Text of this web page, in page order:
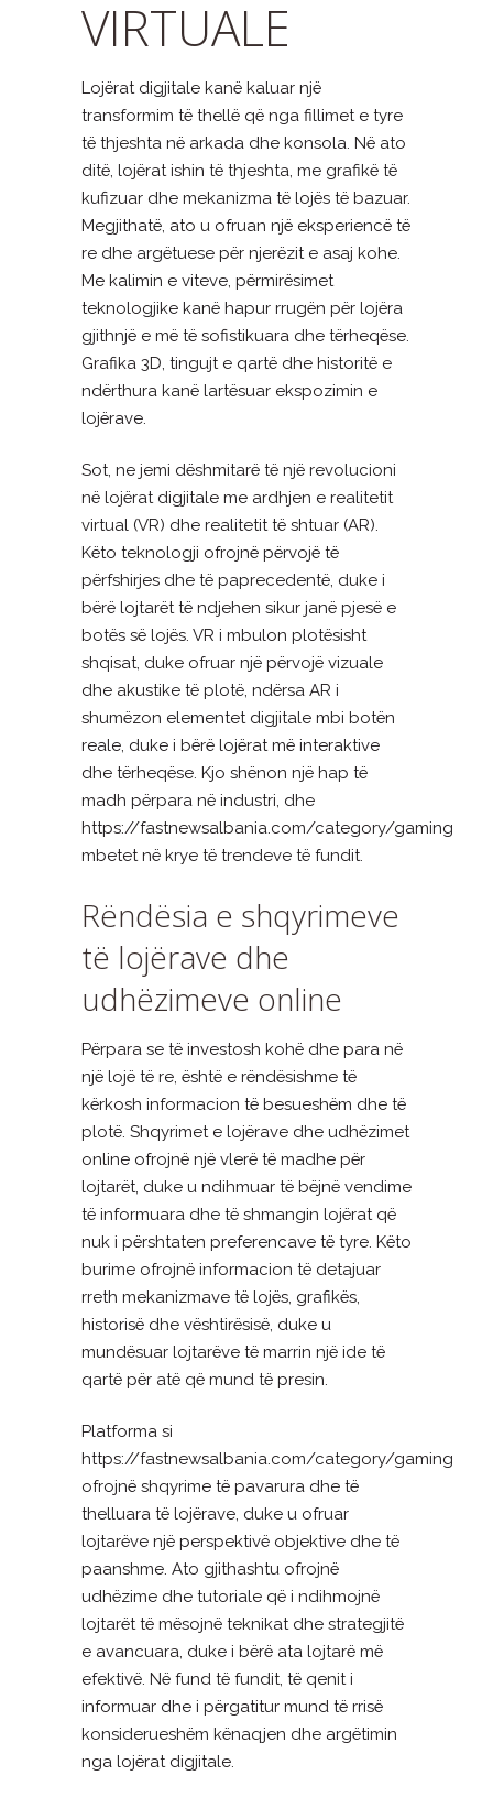
VIRTUALE
Lojërat digjitale kanë kaluar një
transformim të thellë që nga fillimet e tyre
të thjeshta në arkada dhe konsola. Në ato
ditë, lojërat ishin të thjeshta, me grafikë të
kufizuar dhe mekanizma të lojës të bazuar.
Megjithatë, ato u ofruan një eksperiencë të
re dhe argëtuese për njerëzit e asaj kohe.
Me kalimin e viteve, përmirësimet
teknologjike kanë hapur rrugën për lojëra
gjithnjë e më të sofistikuara dhe tërheqëse.
Grafika 3D, tingujt e qartë dhe historitë e
ndërthura kanë lartësuar ekspozimin e
lojërave.
Sot, ne jemi dëshmitarë të një revolucioni
në lojërat digjitale me ardhjen e realitetit
virtual (VR) dhe realitetit të shtuar (AR).
Këto teknologji ofrojnë përvojë të
përfshirjes dhe të paprecedentë, duke i
bërë lojtarët të ndjehen sikur janë pjesë e
botës së lojës. VR i mbulon plotësisht
shqisat, duke ofruar një përvojë vizuale
dhe akustike të plotë, ndërsa AR i
shumëzon elementet digjitale mbi botën
reale, duke i bërë lojërat më interaktive
dhe tërheqëse. Kjo shënon një hap të
madh përpara në industri, dhe
https://fastnewsalbania.com/category/gaming
mbetet në krye të trendeve të fundit.
Rëndësia e shqyrimeve
të lojërave dhe
udhëzimeve online
Përpara se të investosh kohë dhe para në
një lojë të re, është e rëndësishme të
kërkosh informacion të besueshëm dhe të
plotë. Shqyrimet e lojërave dhe udhëzimet
online ofrojnë një vlerë të madhe për
lojtarët, duke u ndihmuar të bëjnë vendime
të informuara dhe të shmangin lojërat që
nuk i përshtaten preferencave të tyre. Këto
burime ofrojnë informacion të detajuar
rreth mekanizmave të lojës, grafikës,
historisë dhe vështirësisë, duke u
mundësuar lojtarëve të marrin një ide të
qartë për atë që mund të presin.
Platforma si
https://fastnewsalbania.com/category/gaming
ofrojnë shqyrime të pavarura dhe të
thelluara të lojërave, duke u ofruar
lojtarëve një perspektivë objektive dhe të
paanshme. Ato gjithashtu ofrojnë
udhëzime dhe tutoriale që i ndihmojnë
lojtarët të mësojnë teknikat dhe strategjitë
e avancuara, duke i bërë ata lojtarë më
efektivë. Në fund të fundit, të qenit i
informuar dhe i përgatitur mund të rrisë
konsiderueshëm kënaqjen dhe argëtimin
nga lojërat digjitale.